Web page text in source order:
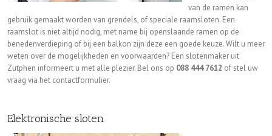
van de ramen kan
gebruik gemaakt worden van grendels, of speciale raamsloten. Een
raamslot is niet altijd nodig, met name bij openslaande ramen op de
benedenverdieping of bij een balkon zijn deze een goede keuze. Wilt u meer
weten over de mogelijkheden en voorwaarden? Een slotenmaker uit
Zutphen informeert u met alle plezier. Bel ons op 088 444 7612 of stel uw
vraag via het contactformulier.
Elektronische sloten